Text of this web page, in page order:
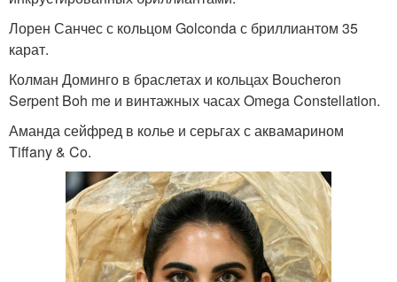
Лорен Санчес с кольцом Golconda с бриллиантом 35
карат.
Колман Доминго в браслетах и кольцах Boucheron
Serpent Boh me и винтажных часах Omega Constellation.
Аманда сейфред в колье и серьгах с аквамарином
Tiffany & Co.